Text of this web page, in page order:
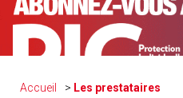
Accueil Les prestataires